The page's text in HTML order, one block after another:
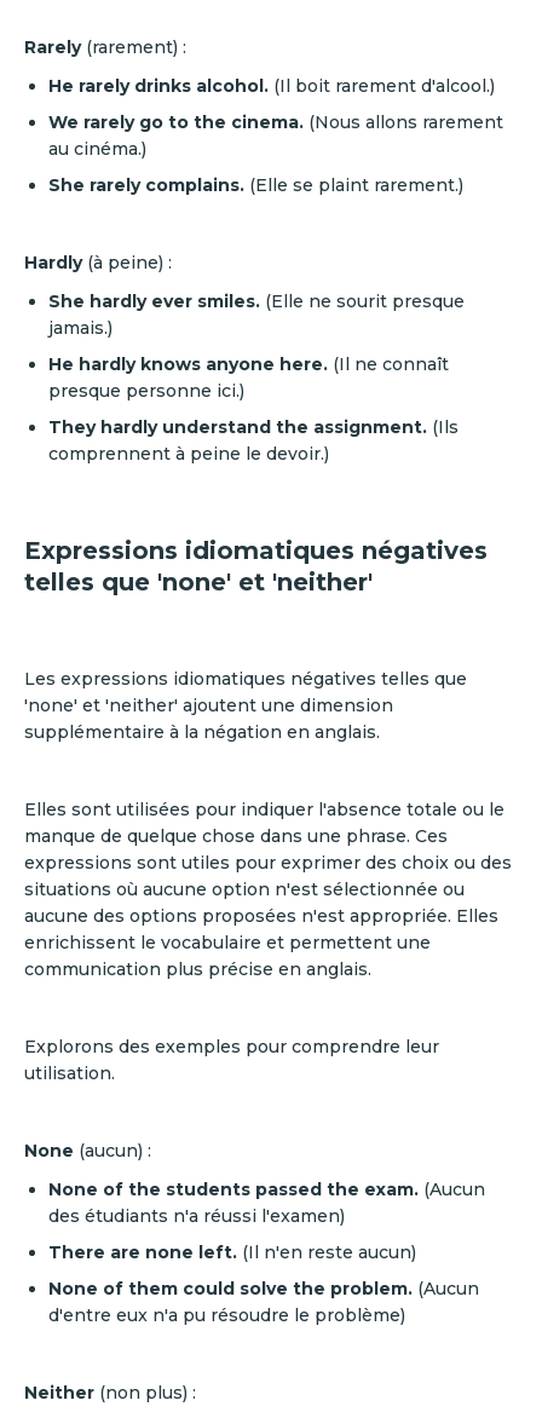
Rarely (rarement) :
He rarely drinks alcohol. (Il boit rarement d'alcool.)
We rarely go to the cinema. (Nous allons rarement
au cinéma.)
She rarely complains. (Elle se plaint rarement.)
Hardly (à peine) :
She hardly ever smiles. (Elle ne sourit presque
jamais.)
He hardly knows anyone here. (Il ne connaît
presque personne ici.)
They hardly understand the assignment. (Ils
comprennent à peine le devoir.)
Expressions idiomatiques négatives
telles que 'none' et 'neither'
Les expressions idiomatiques négatives telles que
'none' et 'neither' ajoutent une dimension
supplémentaire à la négation en anglais.
Elles sont utilisées pour indiquer l'absence totale ou le
manque de quelque chose dans une phrase. Ces
expressions sont utiles pour exprimer des choix ou des
situations où aucune option n'est sélectionnée ou
aucune des options proposées n'est appropriée. Elles
enrichissent le vocabulaire et permettent une
communication plus précise en anglais.
Explorons des exemples pour comprendre leur
utilisation.
None (aucun) :
None of the students passed the exam. (Aucun
des étudiants n'a réussi l'examen)
There are none left. (Il n'en reste aucun)
None of them could solve the problem. (Aucun
d'entre eux n'a pu résoudre le problème)
Neither (non plus) :